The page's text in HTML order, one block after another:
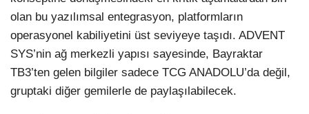
olan bu yazılımsal entegrasyon, platformların
operasyonel kabiliyetini üst seviyeye taşıdı. ADVENT
SYS’nin ağ merkezli yapısı sayesinde, Bayraktar
TB3’ten gelen bilgiler sadece TCG ANADOLU’da değil,
gruptaki diğer gemilerle de paylaşılabilecek.